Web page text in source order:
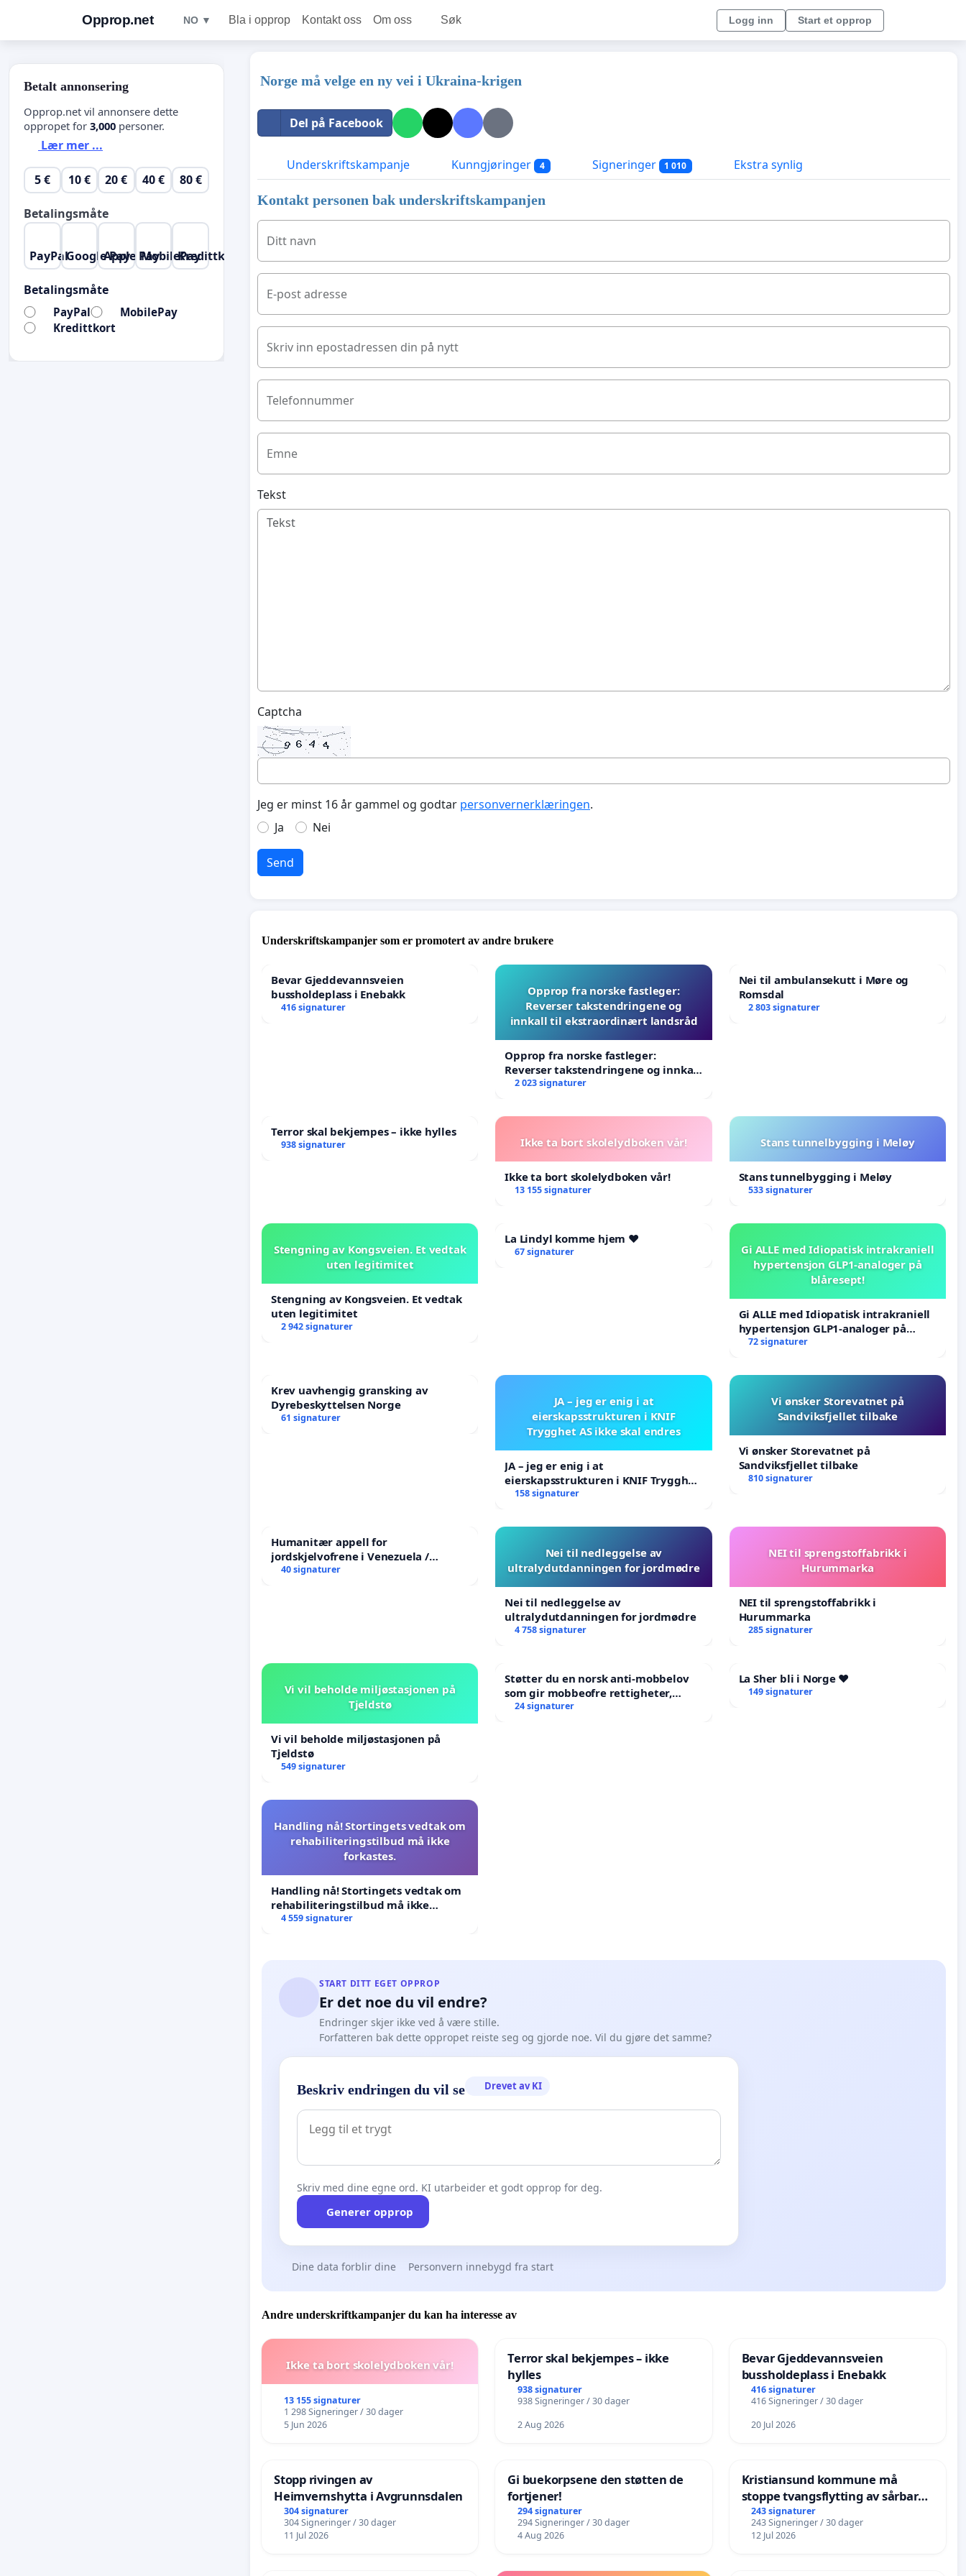
Opprop.net NO ▼ Bla i opprop Kontakt oss Om oss Søk Logg inn Start et opprop
Norge må velge en ny vei i Ukraina-krigen
Del på Facebook
Underskriftskampanje Kunngjøringer 4 Signeringer 1 010 Ekstra synlig
Kontakt personen bak underskriftskampanjen
Ditt navn
E-post adresse
Skriv inn epostadressen din på nytt
Telefonnummer
Emne
Tekst
Captcha
Jeg er minst 16 år gammel og godtar personvernerklæringen.
Ja
Nei
Send
Underskriftskampanjer som er promotert av andre brukere
Bevar Gjeddevannsveien
bussholdeplass i Enebakk
416 signaturer
Opprop fra norske fastleger:
Reverser takstendringene og
innkall til ekstraordinært landsråd
Opprop fra norske fastleger:
Reverser takstendringene og innkall
til ekstraordinært landsråd
2 023 signaturer
Nei til ambulansekutt i Møre og
Romsdal
2 803 signaturer
Terror skal bekjempes – ikke hylles
938 signaturer Ikke ta bort skolelydboken vår!
Ikke ta bort skolelydboken vår!
13 155 signaturer
Stans tunnelbygging i Meløy
Stans tunnelbygging i Meløy
533 signaturer
Stengning av Kongsveien. Et vedtak
uten legitimitet
Stengning av Kongsveien. Et vedtak
uten legitimitet
2 942 signaturer
La Lindyl komme hjem ❤️
67 signaturer
Gi ALLE med Idiopatisk intrakraniell
hypertensjon GLP1-analoger på
blåresept!
Gi ALLE med Idiopatisk intrakraniell
hypertensjon GLP1-analoger på
blåresept!
72 signaturer
Krev uavhengig gransking av
Dyrebeskyttelsen Norge
61 signaturer
JA – jeg er enig i at
eierskapsstrukturen i KNIF
Trygghet AS ikke skal endres
JA – jeg er enig i at
eierskapsstrukturen i KNIF Trygghet
AS ikke skal endres
158 signaturer
Vi ønsker Storevatnet på
Sandviksfjellet tilbake
Vi ønsker Storevatnet på
Sandviksfjellet tilbake
810 signaturer
Humanitær appell for
jordskjelvofrene i Venezuela /
Humanitarian Appeal for the
40 signaturer
Nei til nedleggelse av
ultralydutdanningen for jordmødre
Nei til nedleggelse av
ultralydutdanningen for jordmødre
4 758 signaturer
NEI til sprengstoffabrikk i
Hurummarka
NEI til sprengstoffabrikk i
Hurummarka
285 signaturer
Vi vil beholde miljøstasjonen på
Tjeldstø
Vi vil beholde miljøstasjonen på
Tjeldstø
549 signaturer
Støtter du en norsk anti-mobbelov
som gir mobbeofre rettigheter,
oppreisning og hjelp?
24 signaturer
La Sher bli i Norge ❤️
149 signaturer
Handling nå! Stortingets vedtak om
rehabiliteringstilbud må ikke
forkastes.
Handling nå! Stortingets vedtak om
rehabiliteringstilbud må ikke
forkastes.
4 559 signaturer
START DITT EGET OPPROP
Er det noe du vil endre?
Endringer skjer ikke ved å være stille.
Forfatteren bak dette oppropet reiste seg og gjorde noe. Vil du gjøre det samme?
Beskriv endringen du vil se Drevet av KI
Skriv med dine egne ord. KI utarbeider et godt opprop for deg.
Generer opprop
Dine data forblir dine Personvern innebygd fra start
Andre underskriftkampanjer du kan ha interesse av
Ikke ta bort skolelydboken vår!
13 155 signaturer
1 298 Signeringer / 30 dager
5 Jun 2026
Terror skal bekjempes – ikke
hylles
938 signaturer
938 Signeringer / 30 dager
2 Aug 2026
Bevar Gjeddevannsveien
bussholdeplass i Enebakk
416 signaturer
416 Signeringer / 30 dager
20 Jul 2026
Stopp rivingen av
Heimvernshytta i Avgrunnsdalen
304 signaturer
304 Signeringer / 30 dager
11 Jul 2026
Gi buekorpsene den støtten de
fortjener!
294 signaturer
294 Signeringer / 30 dager
4 Aug 2026
Kristiansund kommune må
stoppe tvangsflytting av sårbare
eldre
243 signaturer
243 Signeringer / 30 dager
12 Jul 2026
Betalt annonsering
Opprop.net vil annonsere dette
oppropet for 3,000 personer.
Lær mer ...
5 € 10 € 20 € 40 € 80 €
Betalingsmåte
PayPalGoogle PayApple PayMobilePayKredittkort
Betalingsmåte
PayPal
MobilePay
Kredittkort